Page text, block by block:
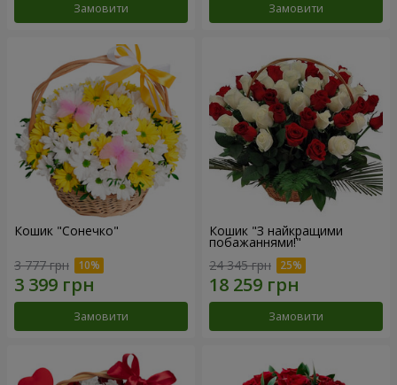
Замовити Замовити
Кошик "Сонечко"
3 777 грн
Замовити
Кошик "З найкращими
побажаннями!"
24 345 грн
Замовити